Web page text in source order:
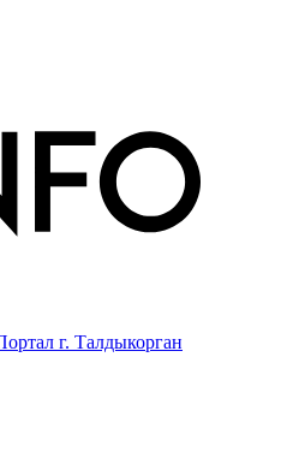
г. Талдыкорган